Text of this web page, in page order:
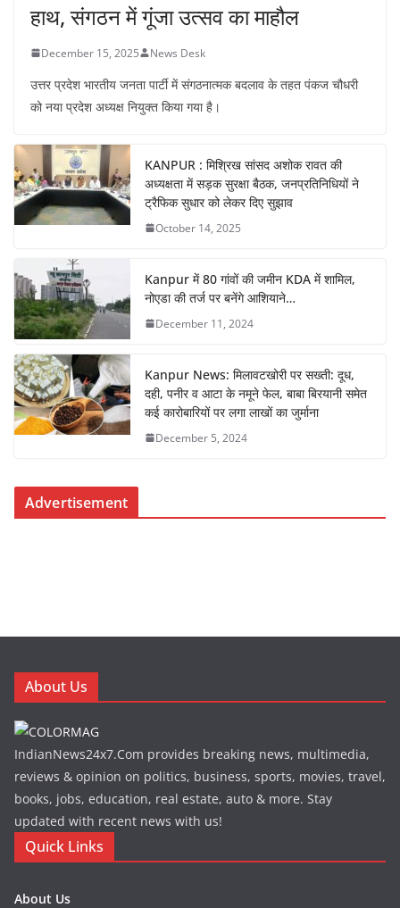
हाथ, संगठन में गूंजा उत्सव का माहौल
December 15, 2025 News Desk
उत्तर प्रदेश भारतीय जनता पार्टी में संगठनात्मक बदलाव के तहत पंकज चौधरी
को नया प्रदेश अध्यक्ष नियुक्त किया गया है।
KANPUR : मिश्रिख सांसद अशोक रावत की
अध्यक्षता में सड़क सुरक्षा बैठक, जनप्रतिनिधियों ने
ट्रैफिक सुधार को लेकर दिए सुझाव
October 14, 2025
Kanpur में 80 गांवों की जमीन KDA में शामिल,
नोएडा की तर्ज पर बनेंगे आशियाने…
December 11, 2024
Kanpur News: मिलावटखोरी पर सख्ती: दूध,
दही, पनीर व आटा के नमूने फेल, बाबा बिरयानी समेत
कई कारोबारियों पर लगा लाखों का जुर्माना
December 5, 2024
Advertisement
About Us
IndianNews24x7.Com provides breaking news, multimedia,
reviews & opinion on politics, business, sports, movies, travel,
books, jobs, education, real estate, auto & more. Stay
updated with recent news with us!
Quick Links
About Us